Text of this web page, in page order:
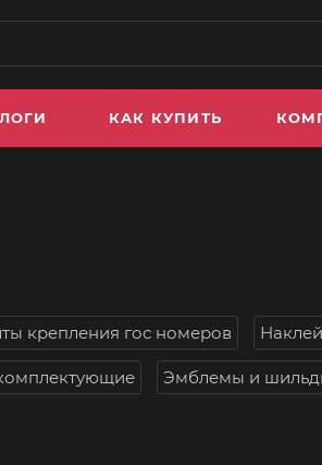
КАК КУПИТЬ
крепления гос номеров
Эмблемы и